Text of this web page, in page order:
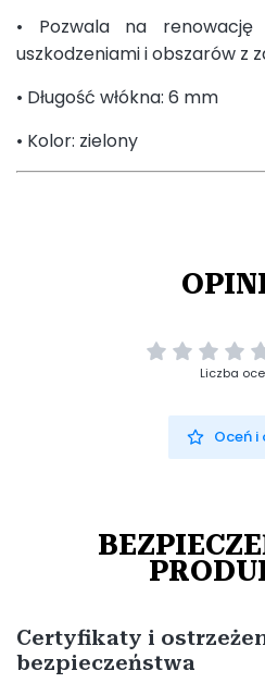
• Pozwala na renowację
uszkodzeniami i obszarów z
• Długość włókna: 6 mm
• Kolor: zielony
Liczba
Oceń i
Certyfikaty i
bezpieczeństwa